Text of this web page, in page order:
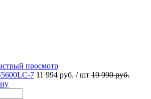
просмотр
7 11 994 руб. / шт 19 990 руб.